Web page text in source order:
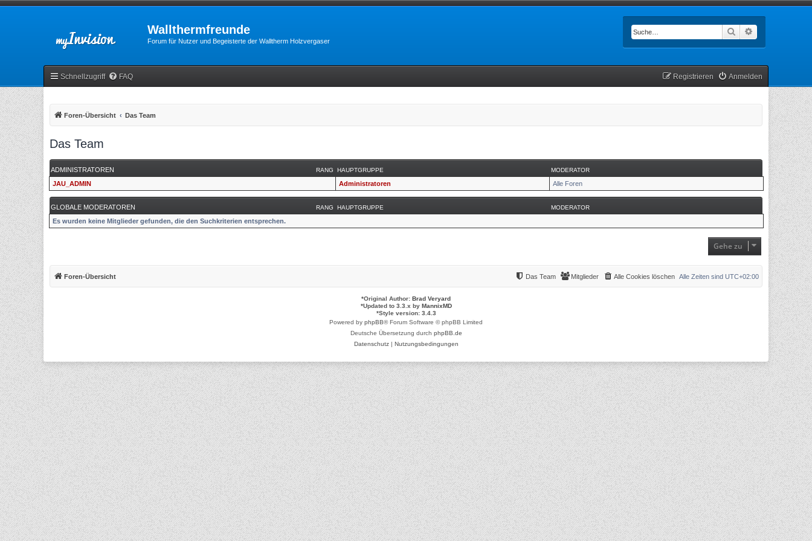
Wallthermfreunde
Forum für Nutzer und Begeisterte der Walltherm Holzvergaser
Suche
Schnellzugriff FAQ Anmelden
Registrieren
Foren-Übersicht Das Team
Das Team
RANG
ADMINISTRATOREN HAUPTGRUPPE MODERATOR
JAU_ADMIN Administratoren Alle Foren
RANG
GLOBALE MODERATOREN HAUPTGRUPPE MODERATOR
Es wurden keine Mitglieder gefunden, die den Suchkriterien entsprechen.
Gehe zu
Foren-Übersicht Alle Zeiten sind UTC+02:00
Alle Cookies löschen
Mitglieder
Das Team
*Original Author: Brad Veryard
*Updated to 3.3.x by MannixMD
*Style version: 3.4.3
Powered by phpBB® Forum Software © phpBB Limited
Deutsche Übersetzung durch phpBB.de
Datenschutz| Nutzungsbedingungen